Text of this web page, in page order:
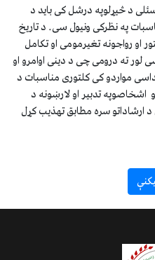
د څیړلوپه درشل کی باید د
په نظرکی ونیول سی. د تاریخ
رواجونه تغیرمومی او تکامل
لور ته درومی چی د دینی اوامرو او
مواردو کی کلتوری مناسبات د
اشخاصوپه تدبیر او لارښونه د
سره مطابق تهذیب کړل